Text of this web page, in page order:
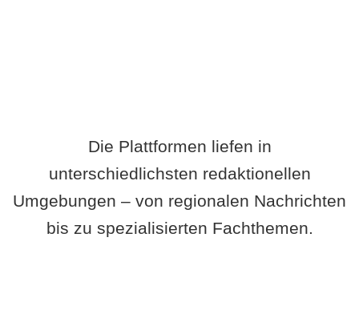
Die Plattformen liefen in
unterschiedlichsten redaktionellen
Umgebungen – von regionalen Nachrichten
bis zu spezialisierten Fachthemen.